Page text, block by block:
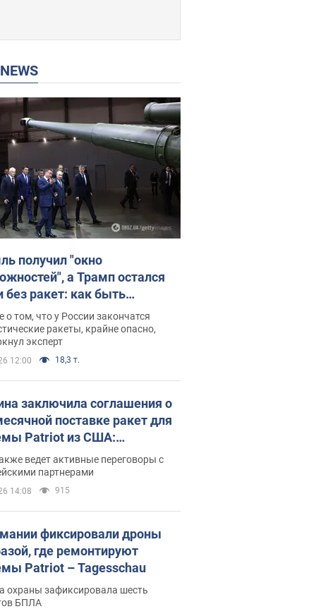
NEWS
получил "окно
а Трамп остался
без ракет: как быть
Интервью с Мельником
о том, что у России закончатся
ракеты, крайне опасно,
эксперт
12:00 18,3 т.
заключила соглашения о
поставке ракет для
Patriot из США:
раскрыл подробности
ведет активные переговоры с
партнерами
14:08 915
фиксировали дроны
где ремонтируют
Patriot – Tagesschau
охраны зафиксировала шесть
БПЛА